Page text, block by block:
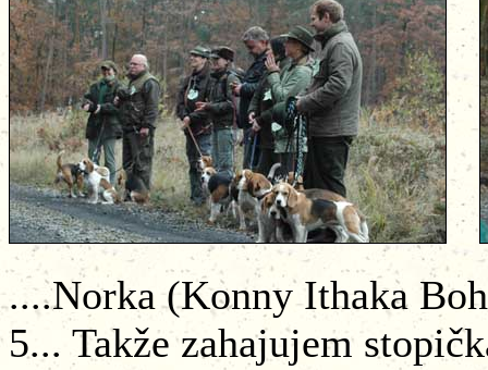
....Norka (Konny Ithaka
5... Takže zahajujem